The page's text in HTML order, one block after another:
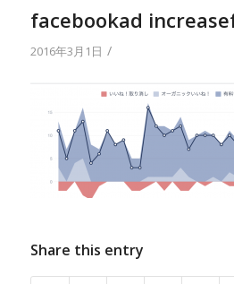
facebookad
2016年3月1日 /
Share this entry